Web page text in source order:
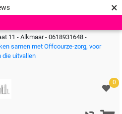
×
11 - Alkmaar - 0618931648 -
samen met Offcourze-zorg, voor
die uitvallen
0